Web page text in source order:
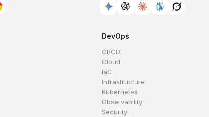
DevOps
CI/CD
Cloud
IaC
Infrastructure
Kubernetes
Observability
Security